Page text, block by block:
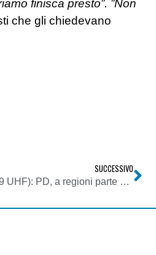
finisca presto”. ”Non
che gli chiedevano
SUCCESSIVO
DTT, dividendo esterno (61/69 UHF): PD, a regioni parte proventi asta frequenze